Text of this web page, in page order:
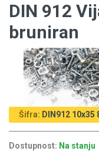
DIN 912
bruniran
Šifra: DIN912 10x35
Dostupnost: Na stanju